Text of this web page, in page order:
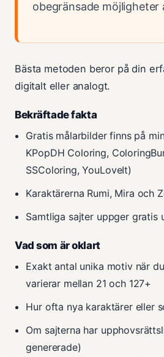
obegränsade
Bästa metoden beror på din
digitalt eller analogt.
Bekräftade fakta
Gratis målarbilder finns på
KPopDH Coloring,
SSColoring, YouLoveIt)
Karaktärerna Rumi, Mira och
Samtliga sajter uppger gratis
Vad som är oklart
Exakt antal unika motiv när
varierar mellan 21 och 127+
Hur ofta nya karaktärer eller
Om sajterna har
genererade)